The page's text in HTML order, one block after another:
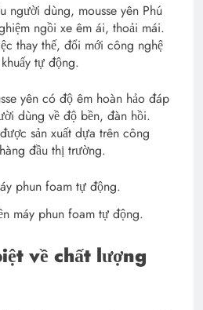
người dùng, mousse yên Phú
ngồi xe êm ái, thoải mái.
thay thế, đổi mới công nghệ
tự động.
yên có độ êm hoàn hảo đáp
dùng về độ bền, đàn hồi.
sản xuất dựa trên công
đầu thị trường.
máy phun foam tự động.
về chất lượng